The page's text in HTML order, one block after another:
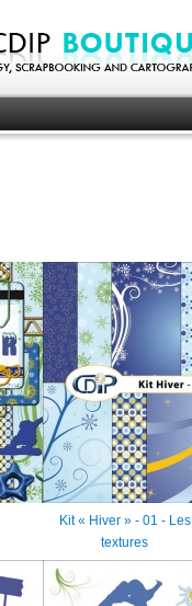
Kit « Hiver » - 01 - Les
textures